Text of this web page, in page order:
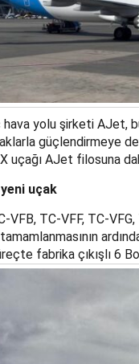
hava yolu şirketi
güçlendirmeye
uçağı AJet filosuna
uçak
VFB, TC-VFF,TC-VFG,
fabrika çıkışlı 6